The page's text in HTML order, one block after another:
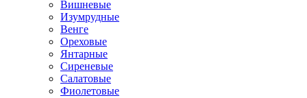
Вишневые
Изумрудные
Венге
Ореховые
Янтарные
Сиреневые
Салатовые
Фиолетовые